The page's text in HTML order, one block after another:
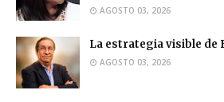
AGOSTO 03, 2026
La estrategia visible de
AGOSTO 03, 2026